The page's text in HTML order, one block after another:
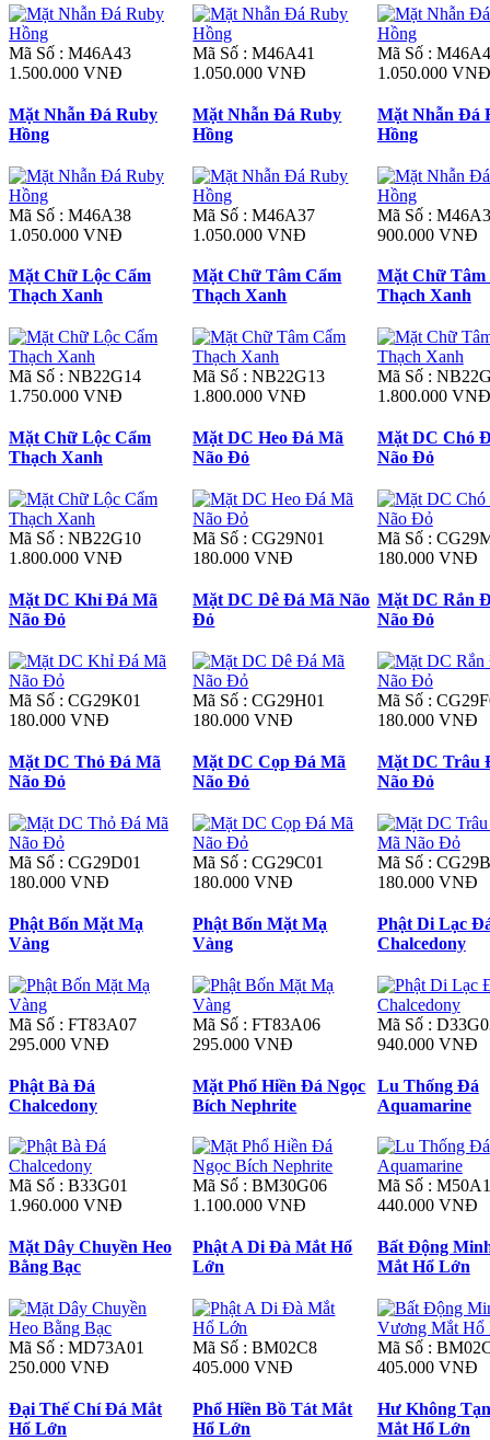
Mã Số : M46A43
1.500.000 VNĐ
Mã Số : M46A41
1.050.000 VNĐ
Mã Số :
1.050.000 VNĐ
Mặt Nhẫn Đá Ruby
Hồng
Mã Số : M46A38
1.050.000 VNĐ
Mặt Nhẫn Đá Ruby
Hồng
Mã Số : M46A37
1.050.000 VNĐ
Mặt Nhẫn Đá
Hồng
Mã Số :
900.000 VNĐ
Mặt Chữ Lộc Cẩm
Thạch Xanh
Mã Số : NB22G14
1.750.000 VNĐ
Mặt Chữ Tâm Cẩm
Thạch Xanh
Mã Số : NB22G13
1.800.000 VNĐ
Mặt Chữ Tâm
Thạch Xanh
Mã Số :
1.800.000 VNĐ
Mặt Chữ Lộc Cẩm
Thạch Xanh
Mã Số : NB22G10
1.800.000 VNĐ
Mặt DC Heo Đá Mã
Não Đỏ
Mã Số : CG29N01
180.000 VNĐ
Mặt DC Chó
Não Đỏ
Mã Số :
180.000 VNĐ
Mặt DC Khỉ Đá Mã
Não Đỏ
Mã Số : CG29K01
180.000 VNĐ
Mặt DC Dê Đá Mã Não
Đỏ
Mã Số : CG29H01
180.000 VNĐ
Mặt DC Rắn
Não Đỏ
Mã Số :
180.000 VNĐ
Mặt DC Thỏ Đá Mã
Não Đỏ
Mã Số : CG29D01
180.000 VNĐ
Mặt DC Cọp Đá Mã
Não Đỏ
Mã Số : CG29C01
180.000 VNĐ
Mặt DC Trâu
Não Đỏ
Mã Số :
180.000 VNĐ
Phật Bốn Mặt Mạ
Vàng
Mã Số : FT83A07
295.000 VNĐ
Phật Bốn Mặt Mạ
Vàng
Mã Số : FT83A06
295.000 VNĐ
Phật Di Lạc
Chalcedony
Mã Số :
940.000 VNĐ
Phật Bà Đá
Chalcedony
Mã Số : B33G01
1.960.000 VNĐ
Mặt Phổ Hiền Đá Ngọc
Bích Nephrite
Mã Số : BM30G06
1.100.000 VNĐ
Lu Thống Đá
Aquamarine
Mã Số :
440.000 VNĐ
Mặt Dây Chuyền Heo
Bằng Bạc
Mã Số : MD73A01
250.000 VNĐ
Phật A Di Đà Mắt Hổ
Lớn
Mã Số : BM02C8
405.000 VNĐ
Bất Động
Mắt Hổ Lớn
Mã Số :
405.000 VNĐ
Đại Thế Chí Đá Mắt
Hổ Lớn
Phổ Hiền Bồ Tát Mắt
Hổ Lớn
Hư Không
Mắt Hổ Lớn